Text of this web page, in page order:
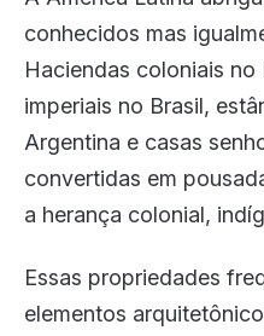
conhecidos mas
Haciendas coloniais
imperiais no Brasil,
Argentina e casas
convertidas em
a herança colonial,
Essas propriedades
elementos